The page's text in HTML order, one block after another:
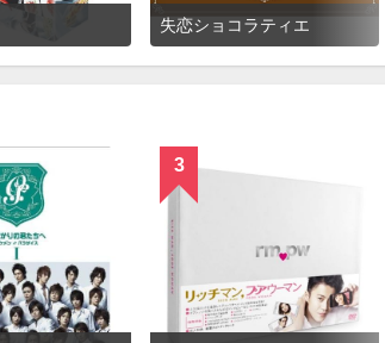
失恋ショコラティエ
3